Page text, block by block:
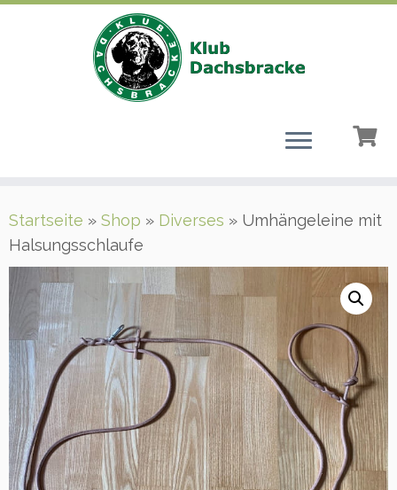
Inhalt
springen
Startseite » Shop » Diverses » Umhängeleine mit
Halsungsschlaufe